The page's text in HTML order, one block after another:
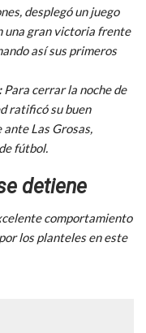
desplegó un juego
una gran victoria frente
así sus primeros
Para cerrar la noche de
ratificó su buen
Las Grosas,
fútbol.
detiene
comportamiento
los planteles en este